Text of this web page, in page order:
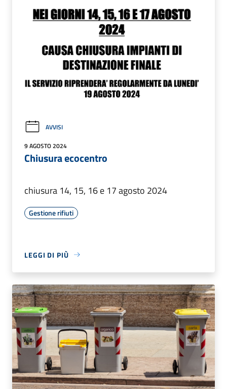
AVVISI
9 AGOSTO 2024
Chiusura ecocentro
chiusura 14, 15, 16 e 17 agosto 2024
Gestione rifiuti
LEGGI DI PIÙ